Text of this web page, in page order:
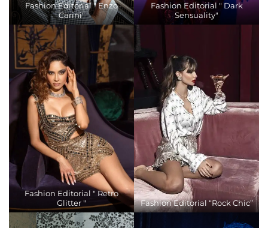
Fashion Editorial " Enzo
Carini"
Fashion Editorial " Dark
Sensuality"
Fashion Editorial " Retro
Glitter "
Fashion Editorial “Rock Chic”